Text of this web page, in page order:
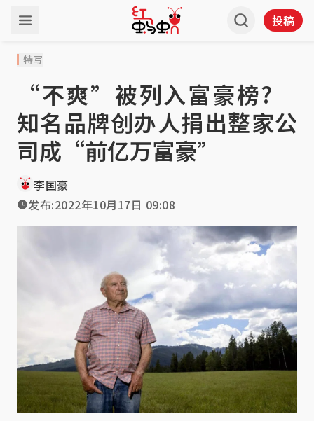
投稿
特写
“不爽”被列入富豪榜?
知名品牌创办人捐出整家公
司成“前亿万富豪”
李国豪
发布:2022年10月17日 09:08